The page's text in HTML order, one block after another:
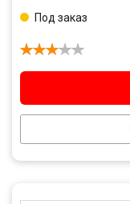
Под заказ